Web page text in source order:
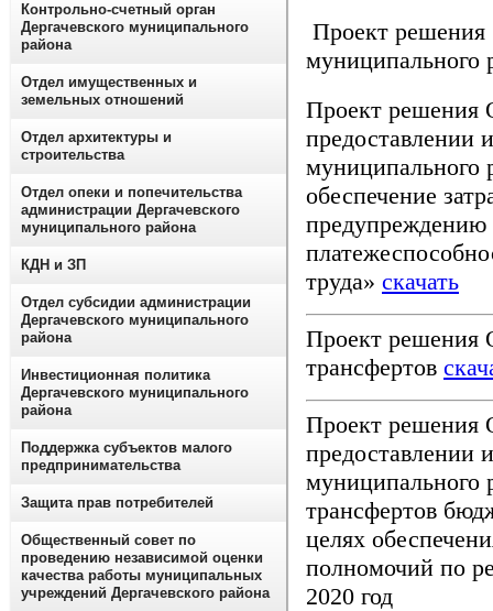
Проект решения
муниципального
Проект решения
предоставлении
муниципального
обеспечение
предупреждению
труда» скачать
Проект решения
трансфертов
Проект решения
предоставлении
трансфертов
целях
полномочий по
2020 год
Контрольно-счетный орган
Дергачевского муниципального
района
Отдел имущественных и
земельных отношений
Отдел архитектуры и
строительства
Отдел опеки и попечительства
администрации Дергачевского
муниципального района
КДН и ЗП
Отдел субсидии администрации
Дергачевского муниципального
района
Инвестиционная политика
Дергачевского муниципального
района
Поддержка субъектов малого
предпринимательства
Защита прав потребителей
Общественный совет по
проведению независимой оценки
качества работы муниципальных
учреждений Дергачевского района